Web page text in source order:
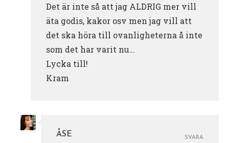
Det är inte så att jag ALDRIG mer vill
äta godis, kakor osv men jag vill att
det ska höra till ovanligheterna å inte
som det har varit nu…
Lycka till!
Kram
ÅSE
SVARA